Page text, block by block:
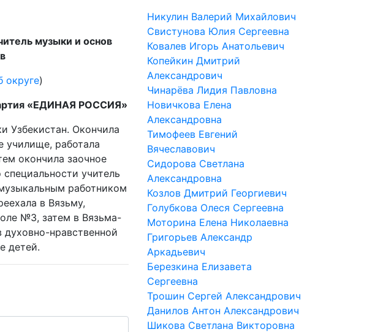
музыки и основ
округе)
«ЕДИНАЯ РОССИЯ»
Узбекистан. Окончила
училище, работала
окончила заочное
специальности учитель
работником
в Вязьму,
№3, затем в Вязьма-
нравственной
детей.
Никулин Валерий Михайлович
Свистунова Юлия Сергеевна
Ковалев Игорь Анатольевич
Копейкин Дмитрий
Александрович
Чинарёва Лидия Павловна
Новичкова Елена
Александровна
Тимофеев Евгений
Вячеславович
Сидорова Светлана
Александровна
Козлов Дмитрий Георгиевич
Голубкова Олеся Сергеевна
Моторина Елена Николаевна
Григорьев Александр
Аркадьевич
Березкина Елизавета
Сергеевна
Трошин Сергей Александрович
Данилов Антон Александрович
Шикова Светлана Викторовна